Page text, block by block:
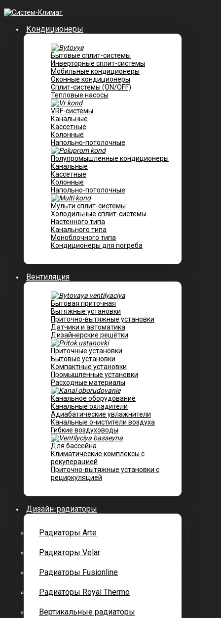
Кондиционеры
Бытовые сплит-системы
Инверторные сплит-системы
Мобильные кондиционеры
Оконные кондиционеры
Сплит-системы (ON/OFF)
Тепловые насосы
VRF-системы
Канальные
Касcетные
Колонные
Напольно-потолочные
Полупромышленные кондиционеры
Канальные
Кассетные
Колонные
Напольно-потолочные
Мульти сплит-системы
Холодильные сплит-системы
Настенного типа
Канального типа
Моноблочного типа
Кондиционеры для погреба
Вентиляция
Бытовая приточная
Вытяжные установки
Приточно-вытяжные установки
Датчики и автоматика
Дизайнерские решётки
Приточные установки
Бытовые установки
Компактные установки
Промышленные установки
Расходные материалы
Канальное оборудование
Канальные охладители
Адиабатические увлажнители
Канальные очистители воздуха
Гибкие воздуховоды
Для бассейна
Климатические комплексы с
рекуперацией
Приточно-вытяжные установки с
рециркуляцией
Дизайн-радиаторы
Радиаторы Arte
Радиаторы Velar
Радиаторы Fusionline
Радиаторы Royal Thermo
Вертикальные радиаторы